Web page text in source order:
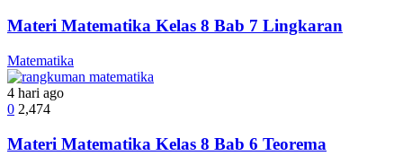
Materi Matematika Kelas 8 Bab 7 Lingkaran
Matematika
4 hari ago
0 2,474
Materi Matematika Kelas 8 Bab 6 Teorema